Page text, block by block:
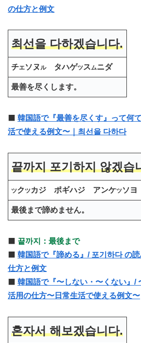
の仕方と例文
최선을 다하겠습니다.
チエソヌルタハゲツスムニダ
最善を尽くします。
韓国語で『最善を尽くす』って何
活で使える例文〜｜ 최선을 다하다
끝까지 포기하지 않겠습
ツクツカジ ポギハジ アンケツソヨ
最後まで諦めません。
끝까지：最後まで
韓国語で『諦める』/ 포기하다 の
仕方と例文
韓国語で『〜しない・〜くない』/
活用の仕方〜日常生活で使える例文〜
혼자서 해보겠습니다.